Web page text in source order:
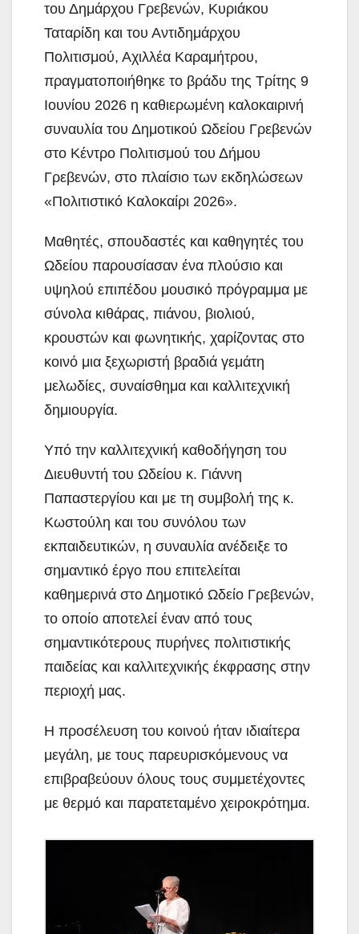
του Δημάρχου Γρεβενών, Κυριάκου
Ταταρίδη και του Αντιδημάρχου
Πολιτισμού, Αχιλλέα Καραμήτρου,
πραγματοποιήθηκε το βράδυ της Τρίτης 9
Ιουνίου 2026 η καθιερωμένη καλοκαιρινή
συναυλία του Δημοτικού Ωδείου Γρεβενών
στο Κέντρο Πολιτισμού του Δήμου
Γρεβενών, στο πλαίσιο των εκδηλώσεων
«Πολιτιστικό Καλοκαίρι 2026».
Μαθητές, σπουδαστές και καθηγητές του
Ωδείου παρουσίασαν ένα πλούσιο και
υψηλού επιπέδου μουσικό πρόγραμμα με
σύνολα κιθάρας, πιάνου, βιολιού,
κρουστών και φωνητικής, χαρίζοντας στο
κοινό μια ξεχωριστή βραδιά γεμάτη
μελωδίες, συναίσθημα και καλλιτεχνική
δημιουργία.
Υπό την καλλιτεχνική καθοδήγηση του
Διευθυντή του Ωδείου κ. Γιάννη
Παπαστεργίου και με τη συμβολή της κ.
Κωστούλη και του συνόλου των
εκπαιδευτικών, η συναυλία ανέδειξε το
σημαντικό έργο που επιτελείται
καθημερινά στο Δημοτικό Ωδείο Γρεβενών,
το οποίο αποτελεί έναν από τους
σημαντικότερους πυρήνες πολιτιστικής
παιδείας και καλλιτεχνικής έκφρασης στην
περιοχή μας.
Η προσέλευση του κοινού ήταν ιδιαίτερα
μεγάλη, με τους παρευρισκόμενους να
επιβραβεύουν όλους τους συμμετέχοντες
με θερμό και παρατεταμένο χειροκρότημα.